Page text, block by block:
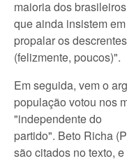
maioria dos
que ainda insistem em
propalar os
(felizmente, poucos)".
Em seguida, vem o
população votou nos
"independente do
partido". Beto Richa
são citados no texto, e